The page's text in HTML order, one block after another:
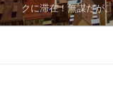
プ
クに滞在！無謀だが